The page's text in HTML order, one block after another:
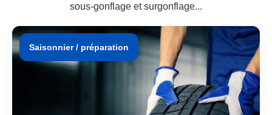
sous-gonflage et surgonflage...
Saisonnier / préparation